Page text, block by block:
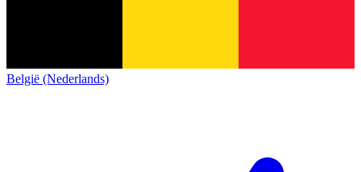
België (Nederlands)